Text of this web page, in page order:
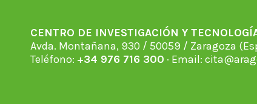
CENTRO DE INVESTIGACIÓN Y
Avda. Montañana, 930 / 50059 / Zaragoza
Teléfono: +34 976 716 300 · Email: